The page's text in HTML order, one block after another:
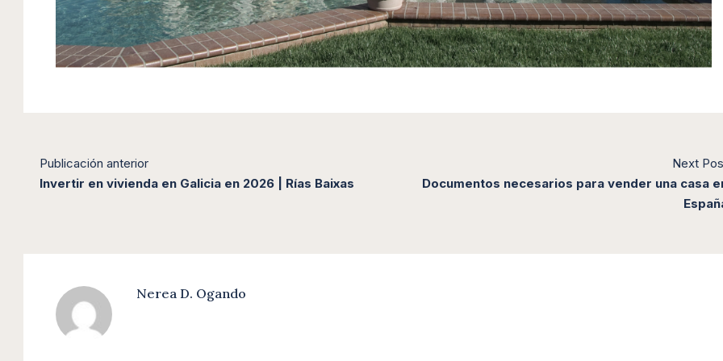
Publicación anterior
Invertir en vivienda en Galicia en 2026 | Rías Baixas
Next
Documentos necesarios para vender una casa
Nerea D. Ogando